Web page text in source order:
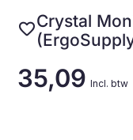
favoriteCrystal
35,09 Incl. btw